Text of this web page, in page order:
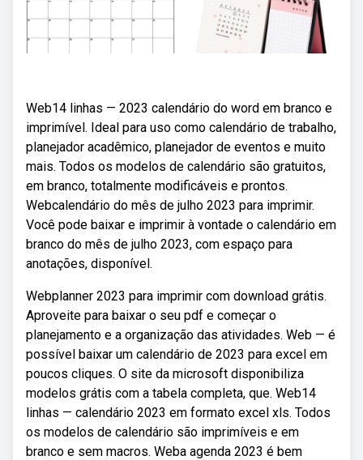
Web14 linhas — 2023 calendário do word em branco e
imprimível. Ideal para uso como calendário de trabalho,
planejador acadêmico, planejador de eventos e muito
mais. Todos os modelos de calendário são gratuitos,
em branco, totalmente modificáveis e prontos.
Webcalendário do mês de julho 2023 para imprimir.
Você pode baixar e imprimir à vontade o calendário em
branco do mês de julho 2023, com espaço para
anotações, disponível.
Webplanner 2023 para imprimir com download grátis.
Aproveite para baixar o seu pdf e começar o
planejamento e a organização das atividades. Web — é
possível baixar um calendário de 2023 para excel em
poucos cliques. O site da microsoft disponibiliza
modelos grátis com a tabela completa, que. Web14
linhas — calendário 2023 em formato excel xls. Todos
os modelos de calendário são imprimíveis e em
branco e sem macros. Weba agenda 2023 é bem